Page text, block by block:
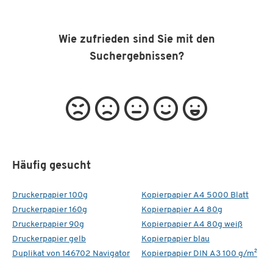
Wie zufrieden sind Sie mit den
Suchergebnissen?
Häufig gesucht
Druckerpapier 100g
Druckerpapier 160g
Druckerpapier 90g
Druckerpapier gelb
Duplikat von 146702 Navigator
Kopierpapier A4 5000 Blatt
Kopierpapier A4 80g
Kopierpapier A4 80g weiß
Kopierpapier blau
Kopierpapier DIN A3 100 g/m²